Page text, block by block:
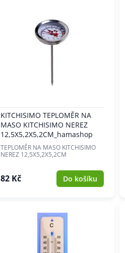
KITCHISIMO TEPLOMĚR NA
MASO KITCHISIMO NEREZ
12,5X5,2X5,2CM_hamashop
TEPLOMĚR NA MASO KITCHISIMO
NEREZ 12,5X5,2X5,2CM
82 Kč Do košíku